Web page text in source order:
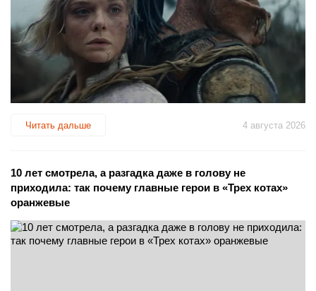
Читать дальше 4 августа 2026
10 лет смотрела, а разгадка даже в голову не
приходила: так почему главные герои в «Трех котах»
оранжевые